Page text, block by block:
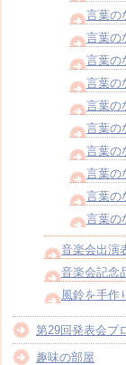
言葉の
言葉の
言葉の
言葉の
言葉の
言葉の
言葉の
言葉の
言葉の
言葉の
音楽会出演
音楽会記念
風鈴を手作
第29回発表会プ
趣味の部屋